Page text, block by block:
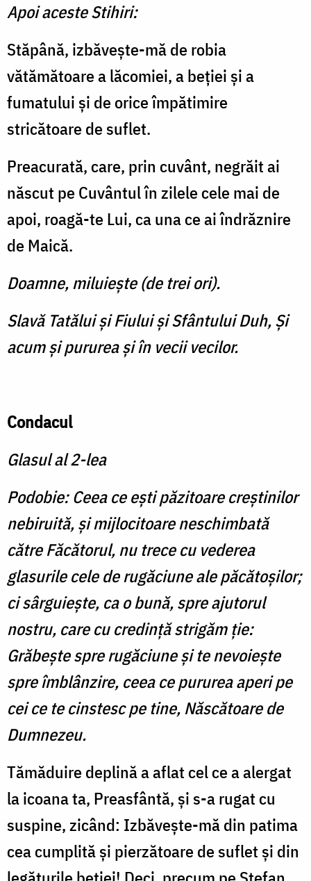
Apoi aceste Stihiri:
Stăpână, izbăvește-mă de robia
vătămătoare a lăcomiei, a beției și a
fumatului și de orice împătimire
stricătoare de suflet.
Preacurată, care, prin cuvânt, negrăit ai
născut pe Cuvântul în zilele cele mai de
apoi, roagă-te Lui, ca una ce ai îndrăznire
de Maică.
Doamne, miluiește (de trei ori).
Slavă Tatălui şi Fiului şi Sfântului Duh, Și
acum și pururea și în vecii vecilor.
Condacul
Glasul al 2-lea
Podobie:Ceea ce ești păzitoare creștinilor
nebiruită, și mijlocitoare neschimbată
către Făcătorul, nu trece cu vederea
glasurile cele de rugăciune ale păcătoșilor;
ci sârguiește, ca o bună, spre ajutorul
nostru, care cu credință strigăm ție:
Grăbește spre rugăciune și te nevoiește
spre îmblânzire, ceea ce pururea aperi pe
cei ce te cinstesc pe tine, Născătoare de
Dumnezeu.
Tămăduire deplină a aflat cel ce a alergat
la icoana ta, Preasfântă, și s-a rugat cu
suspine, zicând: Izbăvește-mă din patima
cea cumplită și pierzătoare de suflet și din